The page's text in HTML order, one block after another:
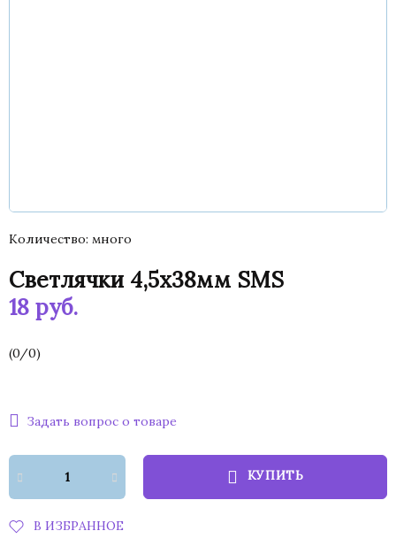
Количество много
Светлячки 4,5х38мм SMS
18 руб.
(0/0)
Задать вопрос о товаре
КУПИТЬ
В ИЗБРАННОЕ